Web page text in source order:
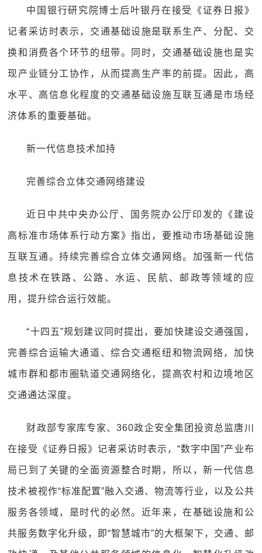
中国银行研究院博士后叶银丹在接受《证券日报》
记者采访时表示，交通基础设施是联系生产、分配、交
换和消费各个环节的纽带。同时，交通基础设施也是实
现产业链分工协作，从而提高生产率的前提。因此，高
水平、高信息化程度的交通基础设施互联互通是市场经
济体系的重要基础。
新一代信息技术加持
完善综合立体交通网络建设
近日中共中央办公厅、国务院办公厅印发的《建设
高标准市场体系行动方案》指出，要推动市场基础设施
互联互通。持续完善综合立体交通网络。加强新一代信
息技术在铁路、公路、水运、民航、邮政等领域的应
用，提升综合运行效能。
“十四五”规划建议同时提出，要加快建设交通强国，
完善综合运输大通道、综合交通枢纽和物流网络，加快
城市群和都市圈轨道交通网络化，提高农村和边境地区
交通通达深度。
财政部专家库专家、360政企安全集团投资总监唐川
在接受《证券日报》记者采访时表示，“数字中国”产业布
局已到了关键的全面资源整合时期，所以，新一代信息
技术被视作“标准配置”融入交通、物流等行业，以及公共
服务各领域，是时代的必然。近年来，在基础设施和公
共服务数字化升级，即“智慧城市”的大框架下，交通、邮